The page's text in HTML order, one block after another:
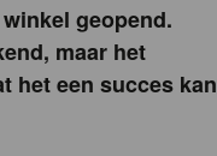
geopend.
maar het
het een succes kan